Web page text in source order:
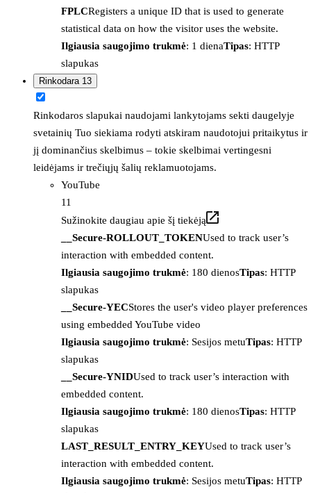
FPLCRegisters a unique ID that is used to generate
statistical data on how the visitor uses the website.
Ilgiausia saugojimo trukmė: 1 dienaTipas: HTTP
slapukas
Rinkodara 13
Rinkodaros slapukai naudojami lankytojams sekti daugelyje
svetainių Tuo siekiama rodyti atskiram naudotojui pritaikytus ir
jį dominančius skelbimus – tokie skelbimai vertingesni
leidėjams ir trečiųjų šalių reklamuotojams.
YouTube
11
Sužinokite daugiau apie šį tiekėją
__Secure-ROLLOUT_TOKENUsed to track user’s
interaction with embedded content.
Ilgiausia saugojimo trukmė: 180 dienosTipas: HTTP
slapukas
__Secure-YECStores the user's video player preferences
using embedded YouTube video
Ilgiausia saugojimo trukmė: Sesijos metuTipas: HTTP
slapukas
__Secure-YNIDUsed to track user’s interaction with
embedded content.
Ilgiausia saugojimo trukmė: 180 dienosTipas: HTTP
slapukas
LAST_RESULT_ENTRY_KEYUsed to track user’s
interaction with embedded content.
Ilgiausia saugojimo trukmė: Sesijos metuTipas: HTTP